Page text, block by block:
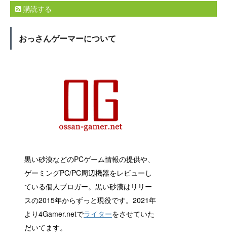
購読する
おっさんゲーマーについて
黒い砂漠などのPCゲーム情報の提供や、
ゲーミングPC/PC周辺機器をレビューし
ている個人ブロガー。黒い砂漠はリリー
スの2015年からずっと現役です。2021年
より4Gamer.netでライターをさせていた
だいてます。